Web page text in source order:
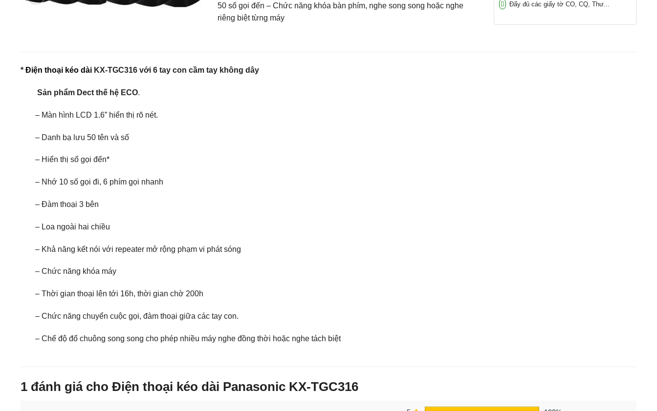
50 số gọi đến – Chức năng khóa bàn phím, nghe song song hoặc nghe
riêng biệt từng máy
Đẩy đủ các giấy tờ CO, CQ, Thư...
* Điện thoại kéo dài KX-TGC316 với 6 tay con cầm tay không dây
Sản phẩm Dect thế hệ ECO.
– Màn hình LCD 1.6” hiển thị rõ nét.
– Danh bạ lưu 50 tên và số
– Hiển thị số gọi đến*
– Nhớ 10 số gọi đi, 6 phím gọi nhanh
– Đàm thoại 3 bên
– Loa ngoài hai chiều
– Khả năng kết nói với repeater mở rộng phạm vi phát sóng
– Chức năng khóa máy
– Thời gian thoại lên tới 16h, thời gian chờ 200h
– Chức năng chuyển cuộc gọi, đàm thoại giữa các tay con.
– Chế độ đổ chuông song song cho phép nhiều máy nghe đồng thời hoặc nghe tách biệt
1 đánh giá cho Điện thoại kéo dài Panasonic KX-TGC316